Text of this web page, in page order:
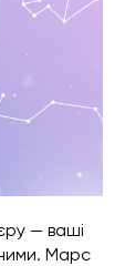
— ваші
Марс